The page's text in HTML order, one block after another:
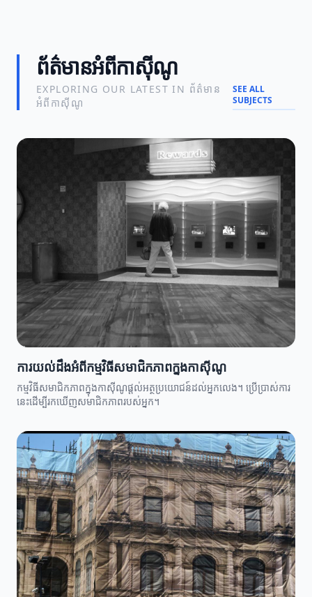
ព័ត៌មានអំពីកាស៊ីណូ
EXPLORING OUR LATEST IN ព័ត៌មាន
អំពីកាស៊ីណូ
SEE ALL
SUBJECTS
ការយល់ដឹងអំពីកម្មវិធីសមាជិកភាពក្នុងកាស៊ីណូ
កម្មវិធីសមាជិកភាពក្នុងកាស៊ីណូផ្តល់អត្ថប្រយោជន៍ដល់អ្នកលេង។ ប្រើប្រាស់ការ
នេះដើម្បីរកឃើញសមាជិកភាពរបស់អ្នក។